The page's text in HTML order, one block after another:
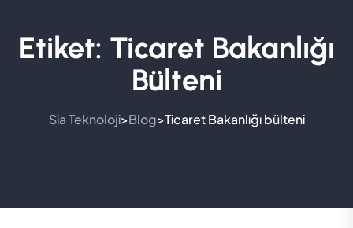
Etiket: Ticaret Bakanlığı
Bülteni
Sia Teknoloji>Blog>Ticaret Bakanlığı bülteni